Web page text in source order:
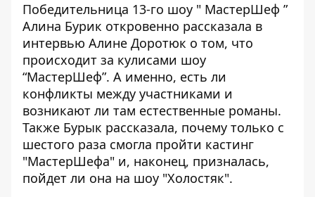
Победительница 13-го шоу " МастерШеф ”
Алина Бурик откровенно рассказала в
интервью Алине Доротюк о том, что
происходит за кулисами шоу
“МастерШеф”. А именно, есть ли
конфликты между участниками и
возникают ли там естественные романы.
Также Бурык рассказала, почему только с
шестого раза смогла пройти кастинг
"МастерШефа" и, наконец, призналась,
пойдет ли она на шоу "Холостяк".